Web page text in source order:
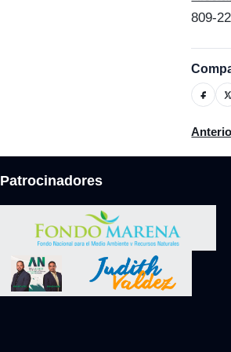
809-
Patrocinadores